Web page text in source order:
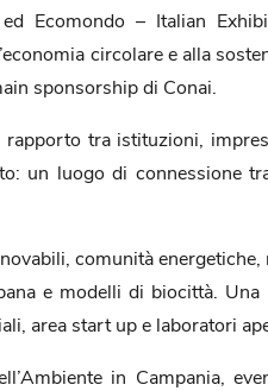
Ecomondo – Italian
circolare e alla
sponsorship di Conai.
tra istituzioni,
un luogo di connessione
comunità energetiche,
e modelli di biocittà. Una
area start up e laboratori
in Campania,